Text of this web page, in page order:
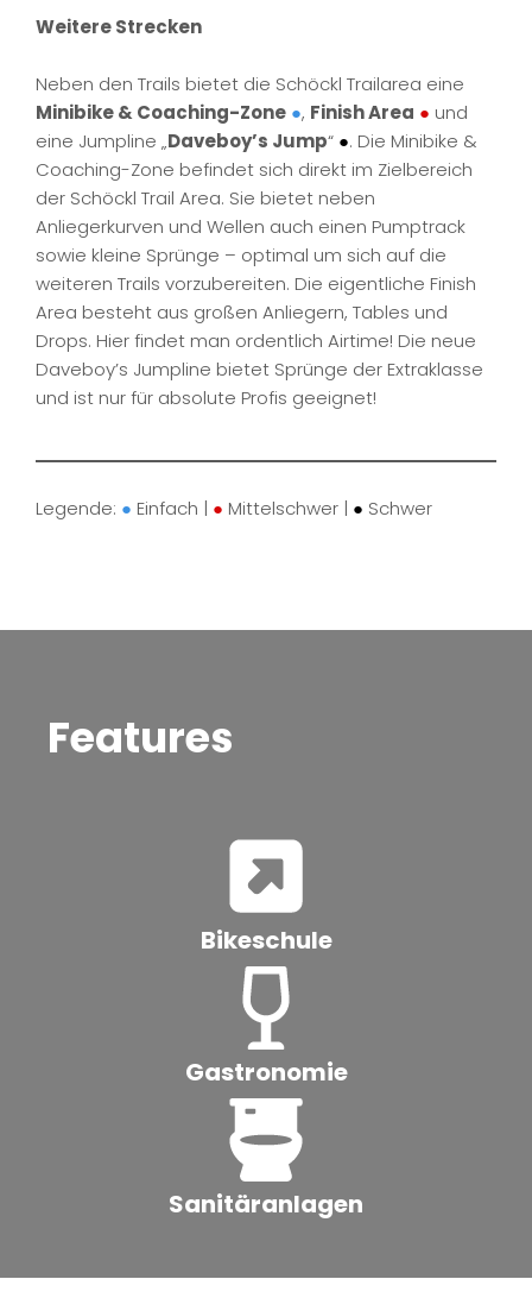
Weitere Strecken
Neben den Trails bietet die Schöckl Trailarea eine
Minibike & Coaching-Zone ●, Finish Area ● und
eine Jumpline „Daveboy’s Jump“ ●. Die Minibike &
Coaching-Zone befindet sich direkt im Zielbereich
der Schöckl Trail Area. Sie bietet neben
Anliegerkurven und Wellen auch einen Pumptrack
sowie kleine Sprünge – optimal um sich auf die
weiteren Trails vorzubereiten. Die eigentliche Finish
Area besteht aus großen Anliegern, Tables und
Drops. Hier findet man ordentlich Airtime! Die neue
Daveboy’s Jumpline bietet Sprünge der Extraklasse
und ist nur für absolute Profis geeignet!
Legende: ● Einfach | ● Mittelschwer | ● Schwer
Features
Bikeschule
Gastronomie
Sanitäranlagen